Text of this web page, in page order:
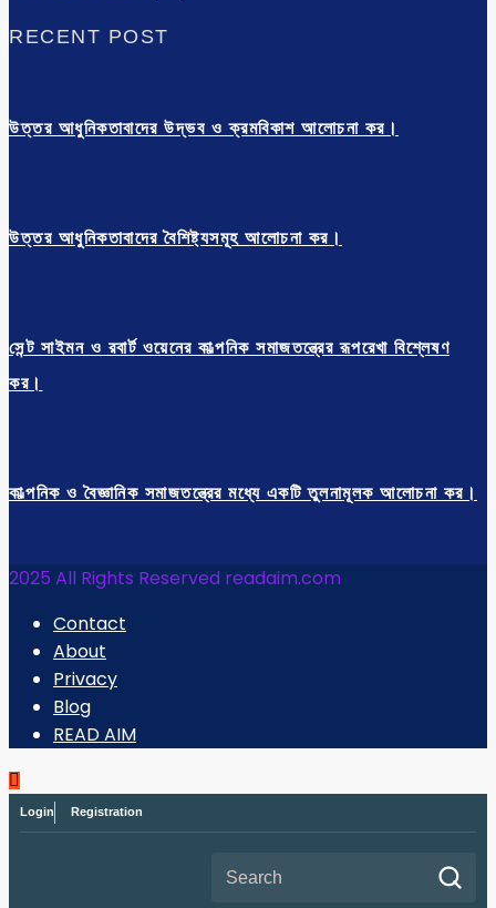
RECENT POST
উত্তর আধুনিকতাবাদের উদ্ভব ও ক্রমবিকাশ আলোচনা কর।
উত্তর আধুনিকতাবাদের বৈশিষ্ট্যসমূহ আলোচনা কর।
সেন্ট সাইমন ও রবার্ট ওয়েনের কাল্পনিক সমাজতন্ত্রের রূপরেখা বিশ্লেষণ
কর।
কাল্পনিক ও বৈজ্ঞানিক সমাজতন্ত্রের মধ্যে একটি তুলনামূলক আলোচনা কর।
2025 All Rights Reserved readaim.com
Contact
About
Privacy
Blog
READ AIM
Login Registration